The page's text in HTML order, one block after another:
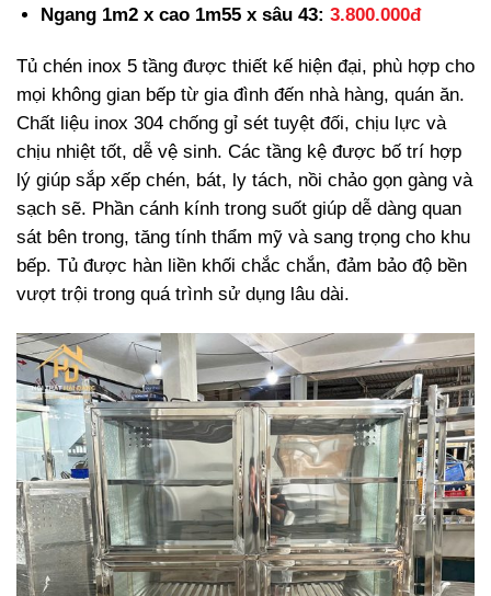
Ngang 1m2 x cao 1m55 x sâu 43: 3.800.000đ
Tủ chén inox 5 tầng được thiết kế hiện đại, phù hợp cho
mọi không gian bếp từ gia đình đến nhà hàng, quán ăn.
Chất liệu inox 304 chống gỉ sét tuyệt đối, chịu lực và
chịu nhiệt tốt, dễ vệ sinh. Các tầng kệ được bố trí hợp
lý giúp sắp xếp chén, bát, ly tách, nồi chảo gọn gàng và
sạch sẽ. Phần cánh kính trong suốt giúp dễ dàng quan
sát bên trong, tăng tính thẩm mỹ và sang trọng cho khu
bếp. Tủ được hàn liền khối chắc chắn, đảm bảo độ bền
vượt trội trong quá trình sử dụng lâu dài.